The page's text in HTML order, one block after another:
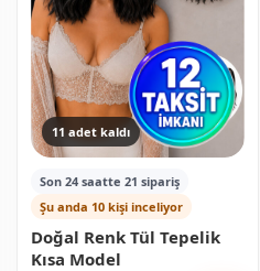
11 adet kaldı
Son 24 saatte 21 sipariş
Şu anda 10 kişi inceliyor
Doğal Renk Tül Tepelik
Kısa Model